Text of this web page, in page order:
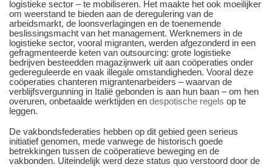
logistieke sector – te mobiliseren. Het maakte het ook moeilijker
om weerstand te bieden aan de deregulering van de
arbeidsmarkt, de loonsverlagingen en de toenemende
beslissingsmacht van het management. Werknemers in de
logistieke sector, vooral migranten, werden afgezonderd in een
gefragmenteerde keten van outsourcing: grote logistieke
bedrijven besteedden magazijnwerk uit aan coöperaties onder
gedereguleerde en vaak illegale omstandigheden. Vooral deze
coöperaties chanteren migrantenarbeiders – waarvan de
verblijfsvergunning in Italië gebonden is aan hun baan – om hen
overuren, onbetaalde werktijden en despotische regels op te
leggen.
De vakbondsfederaties hebben op dit gebied geen serieus
initiatief genomen, mede vanwege de historisch goede
betrekkingen tussen de coöperatieve beweging en de
vakbonden. Uiteindelijk werd deze status quo verstoord door de